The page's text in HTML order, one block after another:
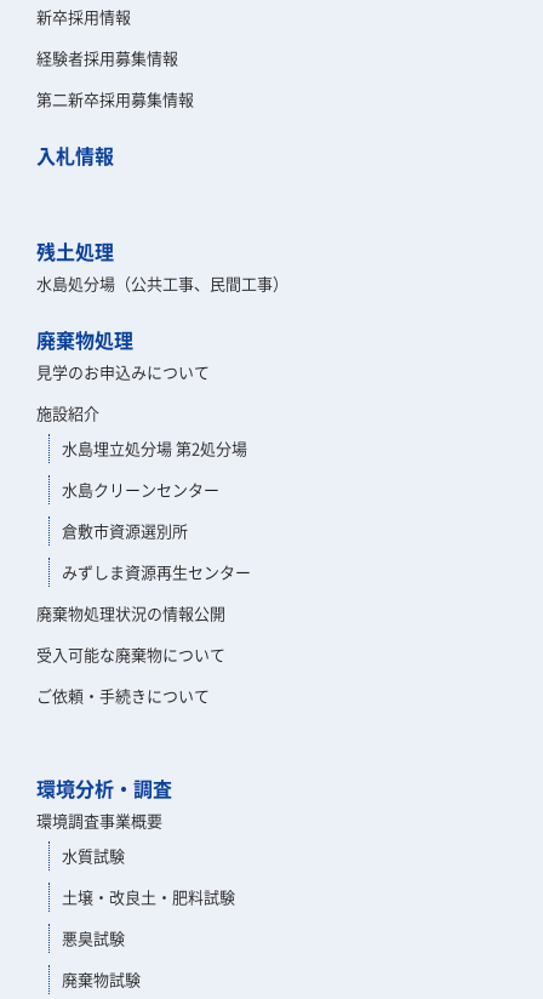
新卒採用情報
経験者採用募集情報
第二新卒採用募集情報
入札情報
残土処理
水島処分場（公共工事、民間工事）
廃棄物処理
見学のお申込みについて
施設紹介
水島埋立処分場 第2処分場
水島クリーンセンター
倉敷市資源選別所
みずしま資源再生センター
廃棄物処理状況の情報公開
受入可能な廃棄物について
ご依頼・手続きについて
環境分析・調査
環境調査事業概要
水質試験
土壌・改良土・肥料試験
悪臭試験
廃棄物試験